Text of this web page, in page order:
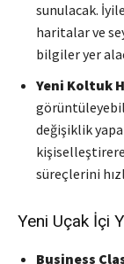
sunulacak.
haritalar ve
bilgiler yer
Yeni Koltuk
değişiklik
süreçlerini
Yeni Uçak İçi
Business